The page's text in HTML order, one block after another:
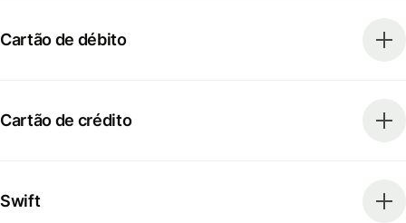
Cartão de débito
Cartão de crédito
Swift